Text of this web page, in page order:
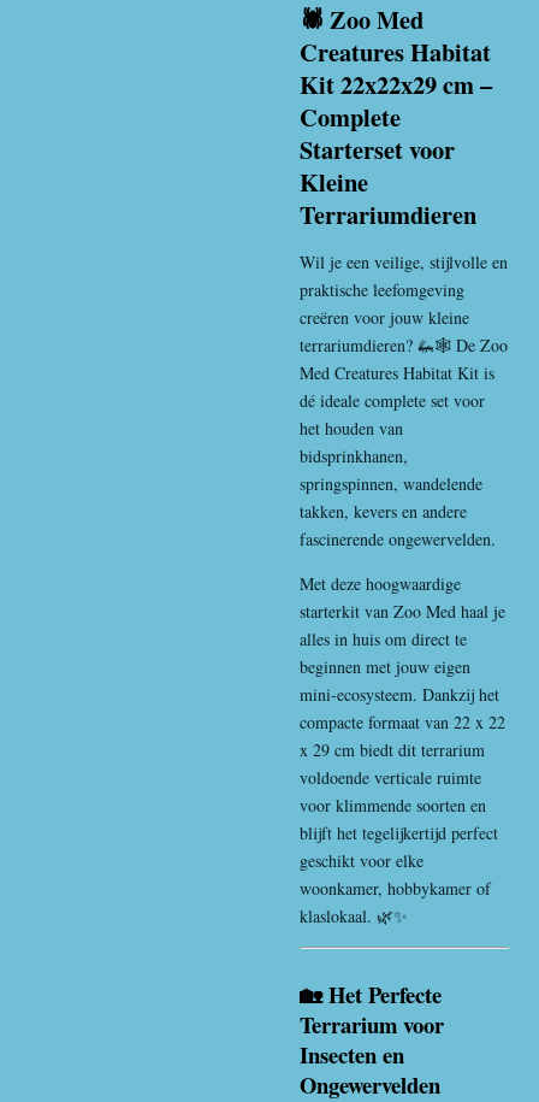
🕷️ Zoo Med
Creatures Habitat
Kit 22x22x29 cm –
Complete
Starterset voor
Kleine
Terrariumdieren
Wil je een veilige, stijlvolle en
praktische leefomgeving
creëren voor jouw kleine
terrariumdieren? 🦗🕸️ De Zoo
Med Creatures Habitat Kit is
dé ideale complete set voor
het houden van
bidsprinkhanen,
springspinnen, wandelende
takken, kevers en andere
fascinerende ongewervelden.
Met deze hoogwaardige
starterkit van Zoo Med haal je
alles in huis om direct te
beginnen met jouw eigen
mini-ecosysteem. Dankzij het
compacte formaat van 22 x 22
x 29 cm biedt dit terrarium
voldoende verticale ruimte
voor klimmende soorten en
blijft het tegelijkertijd perfect
geschikt voor elke
woonkamer, hobbykamer of
klaslokaal. 🌿✨
🏡 Het Perfecte
Terrarium voor
Insecten en
Ongewervelden